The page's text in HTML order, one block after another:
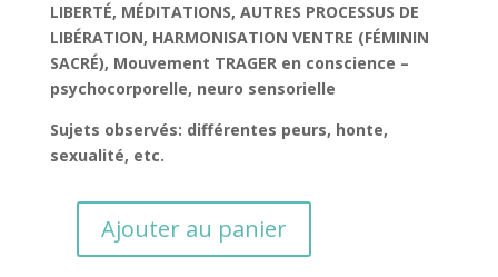
LIBERTÉ, MÉDITATIONS, AUTRES PROCESSUS DE
LIBÉRATION, HARMONISATION VENTRE (FÉMININ
SACRÉ), Mouvement TRAGER en conscience –
psychocorporelle, neuro sensorielle
Sujets observés: différentes peurs, honte,
sexualité, etc.
quantitéAjouter au panier